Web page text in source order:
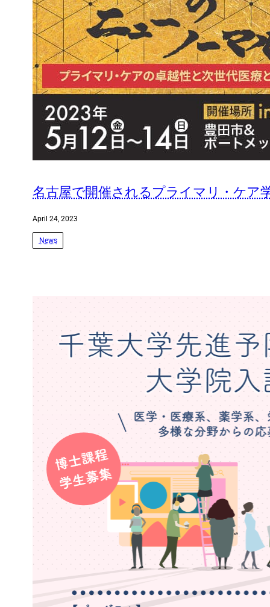
名古屋で開催されるプライマリ・ケア
April 24, 2023
News